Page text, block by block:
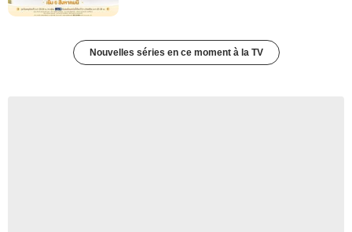
Nouvelles séries en ce moment à la TV